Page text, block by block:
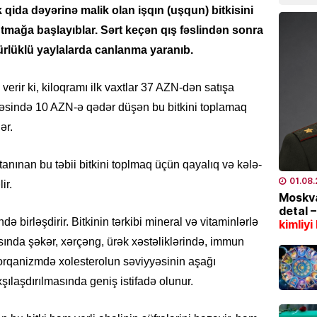
qida dəyərinə malik olan işqın (uşqun) bitkisini
başlayıblar. Sərt keçən qış fəslindən sonra
yaylalarda canlanma yaranıb.
ki, kiloqramı ilk vaxtlar 37 AZN-dən satışa
10 AZN-ə qədər düşən bu bitkini toplamaq
bu təbii bitkini toplmaq üçün qayalıq və kələ-
birləşdirir. Bitkinin tərkibi mineral və vitaminlərlə
şəkər, xərçəng, ürək xəstəliklərində, immun
xolesterolun səviyyəsinin aşağı
geniş istifadə olunur.
Bu
İstilər
detal –
kimliyi